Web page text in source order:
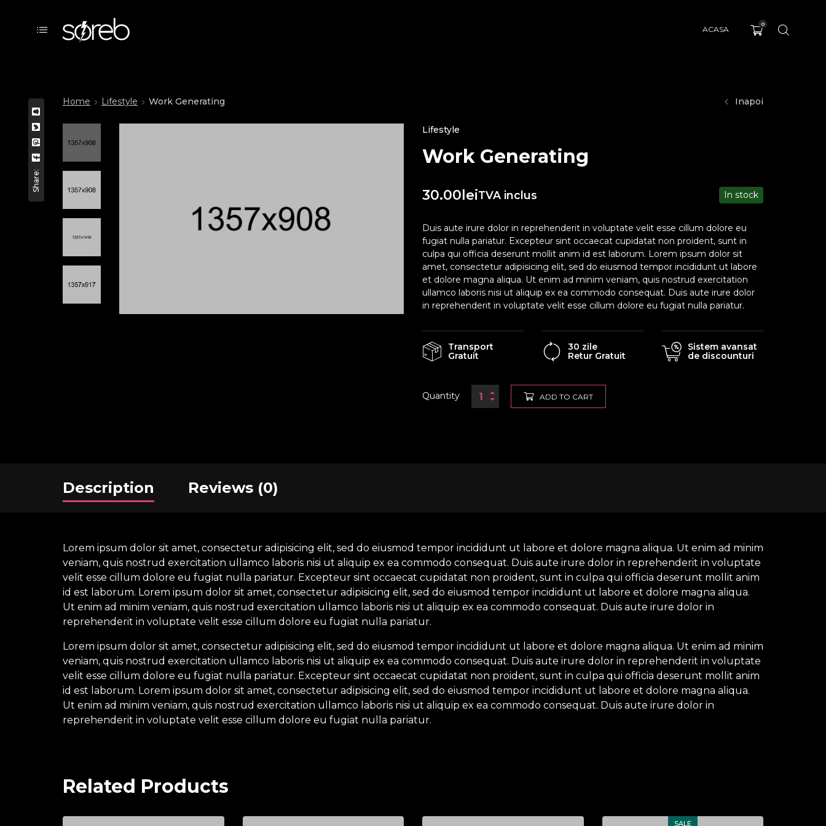
ACASA
0
Share:
Home Lifestyle Work Generating Inapoi
Lifestyle
Work Generating
30.00leiTVA inclus In stock
Duis aute irure dolor in reprehenderit in voluptate velit esse cillum dolore eu
fugiat nulla pariatur. Excepteur sint occaecat cupidatat non proident, sunt in
culpa qui officia deserunt mollit anim id est laborum. Lorem ipsum dolor sit
amet, consectetur adipisicing elit, sed do eiusmod tempor incididunt ut labore
et dolore magna aliqua. Ut enim ad minim veniam, quis nostrud exercitation
ullamco laboris nisi ut aliquip ex ea commodo consequat. Duis aute irure dolor
in reprehenderit in voluptate velit esse cillum dolore eu fugiat nulla pariatur.
Transport
Gratuit
30 zile
Retur Gratuit
Sistem avansat
de discounturi
Quantity ADD TO CART
Description Reviews (0)
Lorem ipsum dolor sit amet, consectetur adipisicing elit, sed do eiusmod tempor incididunt ut labore et dolore magna aliqua. Ut enim ad minim
veniam, quis nostrud exercitation ullamco laboris nisi ut aliquip ex ea commodo consequat. Duis aute irure dolor in reprehenderit in voluptate
velit esse cillum dolore eu fugiat nulla pariatur. Excepteur sint occaecat cupidatat non proident, sunt in culpa qui officia deserunt mollit anim
id est laborum. Lorem ipsum dolor sit amet, consectetur adipisicing elit, sed do eiusmod tempor incididunt ut labore et dolore magna aliqua.
Ut enim ad minim veniam, quis nostrud exercitation ullamco laboris nisi ut aliquip ex ea commodo consequat. Duis aute irure dolor in
reprehenderit in voluptate velit esse cillum dolore eu fugiat nulla pariatur.
Lorem ipsum dolor sit amet, consectetur adipisicing elit, sed do eiusmod tempor incididunt ut labore et dolore magna aliqua. Ut enim ad minim
veniam, quis nostrud exercitation ullamco laboris nisi ut aliquip ex ea commodo consequat. Duis aute irure dolor in reprehenderit in voluptate
velit esse cillum dolore eu fugiat nulla pariatur. Excepteur sint occaecat cupidatat non proident, sunt in culpa qui officia deserunt mollit anim
id est laborum. Lorem ipsum dolor sit amet, consectetur adipisicing elit, sed do eiusmod tempor incididunt ut labore et dolore magna aliqua.
Ut enim ad minim veniam, quis nostrud exercitation ullamco laboris nisi ut aliquip ex ea commodo consequat. Duis aute irure dolor in
reprehenderit in voluptate velit esse cillum dolore eu fugiat nulla pariatur.
Related Products
SALE